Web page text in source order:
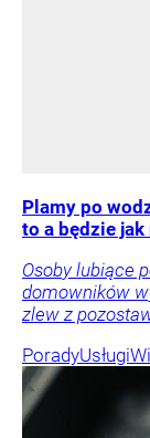
Plamy po
to a będzie jak
Osoby lubiące
domowników
zlew z
PoradyUsługi